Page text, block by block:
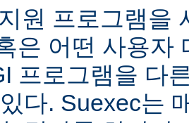
지원 프로그램을
은 어떤 사용자
프로그램을 다
다. Suexec는